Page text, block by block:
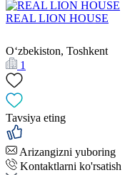
REAL LION HOUSE
Oʻzbekiston, Toshkent
1
Tavsiya eting
Arizangizni yuboring
Kontaktlarni ko'rsatish